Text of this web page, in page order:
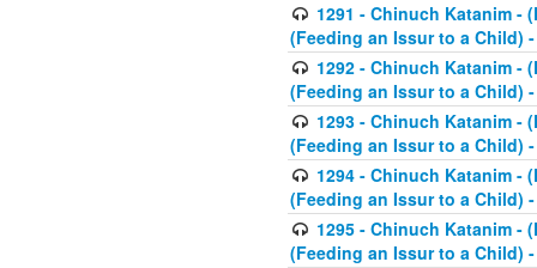
1291 - Chinuch Katanim -
(Feeding an Issur to a Child)
1292 - Chinuch Katanim -
(Feeding an Issur to a Child)
1293 - Chinuch Katanim -
(Feeding an Issur to a Child)
1294 - Chinuch Katanim -
(Feeding an Issur to a Child)
1295 - Chinuch Katanim -
(Feeding an Issur to a Child)